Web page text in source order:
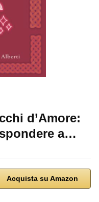
d’Amore:
a…
Acquista su Amazon